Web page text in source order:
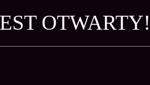
OTWARTY!